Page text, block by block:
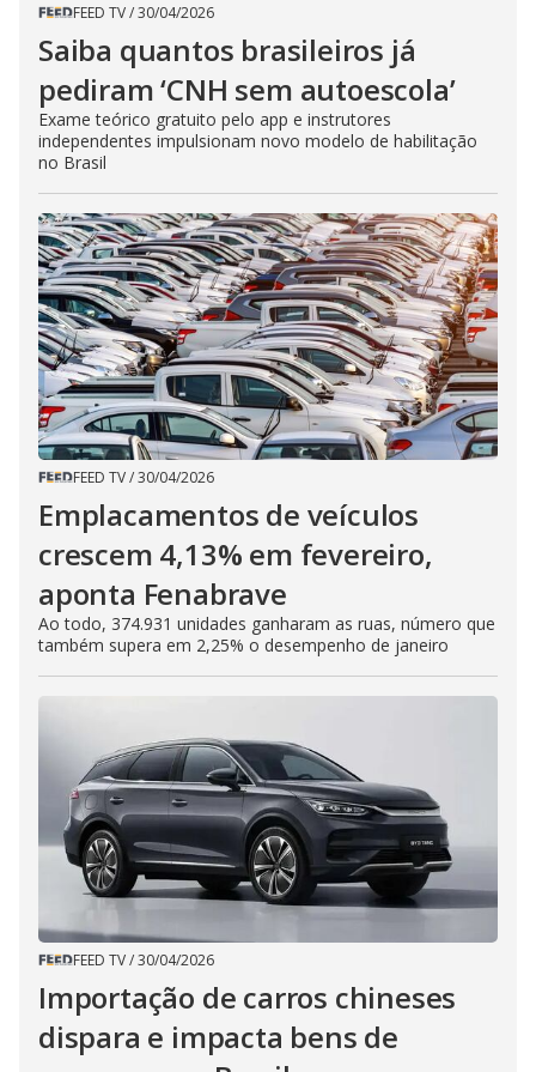
FEED TV/30/04/2026
Saiba quantos brasileiros já
pediram ‘CNH sem autoescola’
Exame teórico gratuito pelo app e instrutores
independentes impulsionam novo modelo de habilitação
no Brasil
FEED TV/30/04/2026
Emplacamentos de veículos
crescem 4,13% em fevereiro,
aponta Fenabrave
Ao todo, 374.931 unidades ganharam as ruas, número que
também supera em 2,25% o desempenho de janeiro
FEED TV/30/04/2026
Importação de carros chineses
dispara e impacta bens de